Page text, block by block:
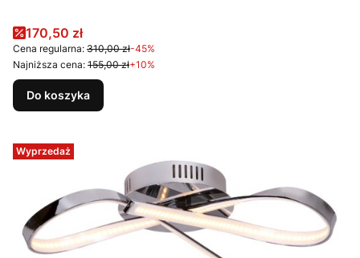
Cena promocyjna
170,50 zł
Cena regularna: 310,00 zł-45%
Najniższa cena: 155,00 zł+10%
Do koszyka
Wyprzedaż